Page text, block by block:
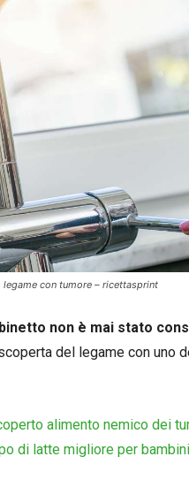
con tumore – ricettasprint
non è mai stato
del legame con uno
alimento nemico dei
di latte migliore per